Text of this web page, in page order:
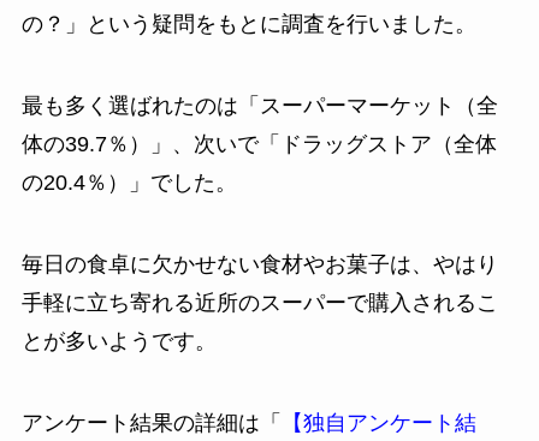
の？」という疑問をもとに調査を行いました。
最も多く選ばれたのは「スーパーマーケット（全
体の39.7％）」、次いで「ドラッグストア（全体
の20.4％）」でした。
毎日の食卓に欠かせない食材やお菓子は、やはり
手軽に立ち寄れる近所のスーパーで購入されるこ
とが多いようです。
アンケート結果の詳細は「 【独自アンケート結